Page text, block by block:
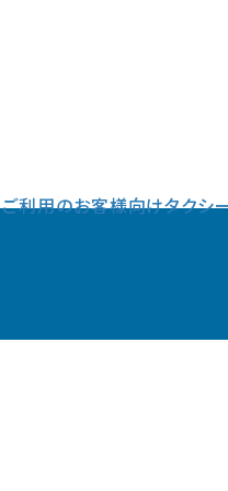
ご利用のお客様向けタクシ